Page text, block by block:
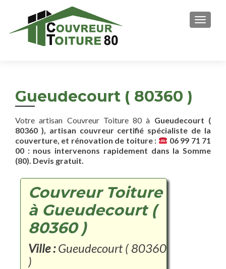
Gueudecourt ( 80360 )
Votre artisan Couvreur Toiture 80 à Gueudecourt (
80360 ), artisan couvreur certifié spécialiste de la
couverture, et rénovation de toiture :
06 99 71 71
00 : nous intervenons rapidement dans la Somme
(80). Devis gratuit.
Couvreur Toiture
à Gueudecourt (
80360 )
Ville :Gueudecourt ( 80360
)